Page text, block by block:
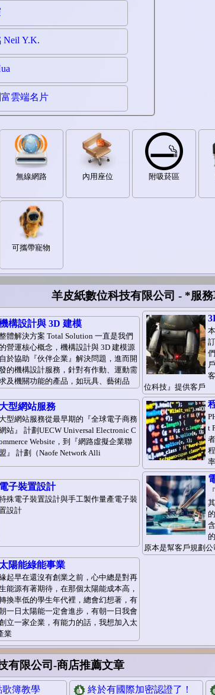
Neil Y.K.
雲端名片
無線網路 內用座位 附吸菸區
可攜帶寵物
羊皮紙數位科技有限公司 - *服務
構設計與 3D 建模
體解決方案 Total Solution 一直是我們
營運核心概念，機構設計與 3D 建模源
自於協助『伙伴企業』解決問題，進而開
的機構設計服務，針對有作動、運動需
及機關功能的產品，如玩具、藝術品
位科技』提供客戶
大型網站服務
大型網站服務從最早期的『全球電子商務
站』 計劃UECW Universal Electronic C
Website，到『網路虛擬企業聯
盟』 計劃（Naofe Network Alli
t
電子裝置設計
殊電子裝置設計與手工製作量產電子裝
設計
原本是幫客戶規劃
太陽能綠能事業
起早在還沒有創業之前，心中總是對再
能源有著期待，在那個太陽能成本高，
換率低的學生年代裡，總會幻想著，有
一日太陽能一定會進步，有朝一日我會
立一家企業，有能力的話，我想加入太
業
有限公司-商店推薦文章
簿教學 終於有國際加密認證了！